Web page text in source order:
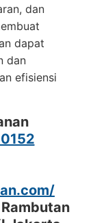
dan
dapat
dan
efisiensi